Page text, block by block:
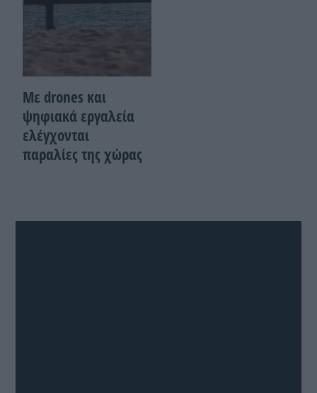
Με drones και
ψηφιακά εργαλεία
ελέγχονται
παραλίες της χώρας